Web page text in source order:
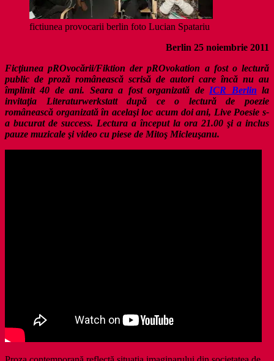
fictiunea provocarii berlin foto Lucian Spatariu
Berlin 25 noiembrie 2011
Ficţiunea pROvocării/Fiktion der pROvokation a fost o lectură
public de proză românească scrisă de autori care încă nu au
împlinit 40 de ani. Seara a fost organizată de ICR Berlin la
invitaţia Literaturwerkstatt după ce o lectură de poezie
românească organizată în acelaşi loc acum doi ani, Live Poesie s-
a bucurat de success. Lectura a început la ora 21.00 şi a inclus
pauze muzicale şi video cu piese de Mitoş Micleuşanu.